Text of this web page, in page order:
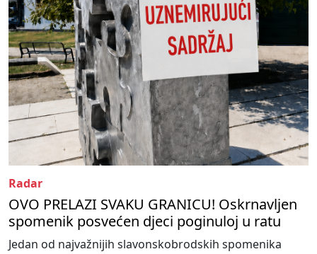
Radar
OVO PRELAZI SVAKU GRANICU! Oskrnavljen
spomenik posvećen djeci poginuloj u ratu
Jedan od najvažnijih slavonskobrodskih spomenika